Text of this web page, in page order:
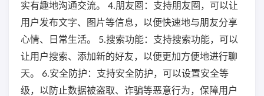
实有趣地沟通交流。 4.朋友圈：支持朋友圈，可以让
用户发布文字、图片等信息，以便快速地与朋友分享
心情、日常生活。 5.搜索功能：支持搜索功能，可以
让用户搜索、添加新的好友，以便更加方便地进行聊
天。 6.安全防护：支持安全防护，可以设置安全等
级，以防止数据被盗取、诈骗等恶意行为，保障用户